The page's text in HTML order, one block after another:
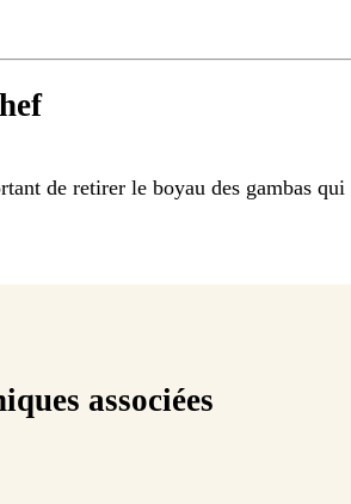
de retirer le boyau des gambas qui
associées